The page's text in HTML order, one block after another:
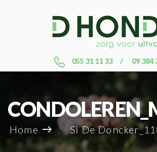
055 31 11 33 09 384
Home Si De